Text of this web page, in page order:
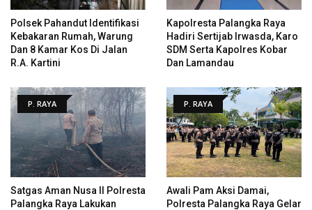
Polsek Pahandut Identifikasi
Kebakaran Rumah, Warung
Dan 8 Kamar Kos Di Jalan
R.A. Kartini
Kapolresta Palangka Raya
Hadiri Sertijab Irwasda, Karo
SDM Serta Kapolres Kobar
Dan Lamandau
P. RAYA
Satgas Aman Nusa II Polresta
Palangka Raya Lakukan
P. RAYA
Awali Pam Aksi Damai,
Polresta Palangka Raya Gelar